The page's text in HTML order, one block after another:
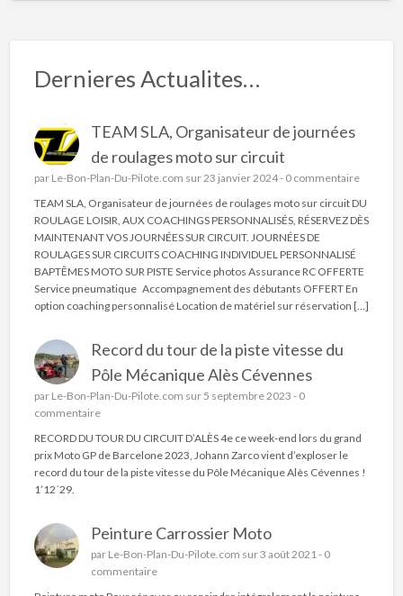
Dernieres Actualites…
TEAM SLA, Organisateur de journées
de roulages moto sur circuit
par Le-Bon-Plan-Du-Pilote.com sur 23 janvier 2024 - 0 commentaire
TEAM SLA, Organisateur de journées de roulages moto sur circuit DU
ROULAGE LOISIR, AUX COACHINGS PERSONNALISÉS, RÉSERVEZ DÈS
MAINTENANT VOS JOURNÉES SUR CIRCUIT. JOURNÉES DE
ROULAGES SUR CIRCUITS COACHING INDIVIDUEL PERSONNALISÉ
BAPTÊMES MOTO SUR PISTE Service photos Assurance RC OFFERTE
Service pneumatique Accompagnement des débutants OFFERT En
option coaching personnalisé Location de matériel sur réservation […]
Record du tour de la piste vitesse du
Pôle Mécanique Alès Cévennes
par Le-Bon-Plan-Du-Pilote.com sur 5 septembre 2023 - 0
commentaire
RECORD DU TOUR DU CIRCUIT D’ALÈS 4e ce week-end lors du grand
prix Moto GP de Barcelone 2023, Johann Zarco vient d’exploser le
record du tour de la piste vitesse du Pôle Mécanique Alès Cévennes !
1’12´29.
Peinture Carrossier Moto
par Le-Bon-Plan-Du-Pilote.com sur 3 août 2021 - 0
commentaire